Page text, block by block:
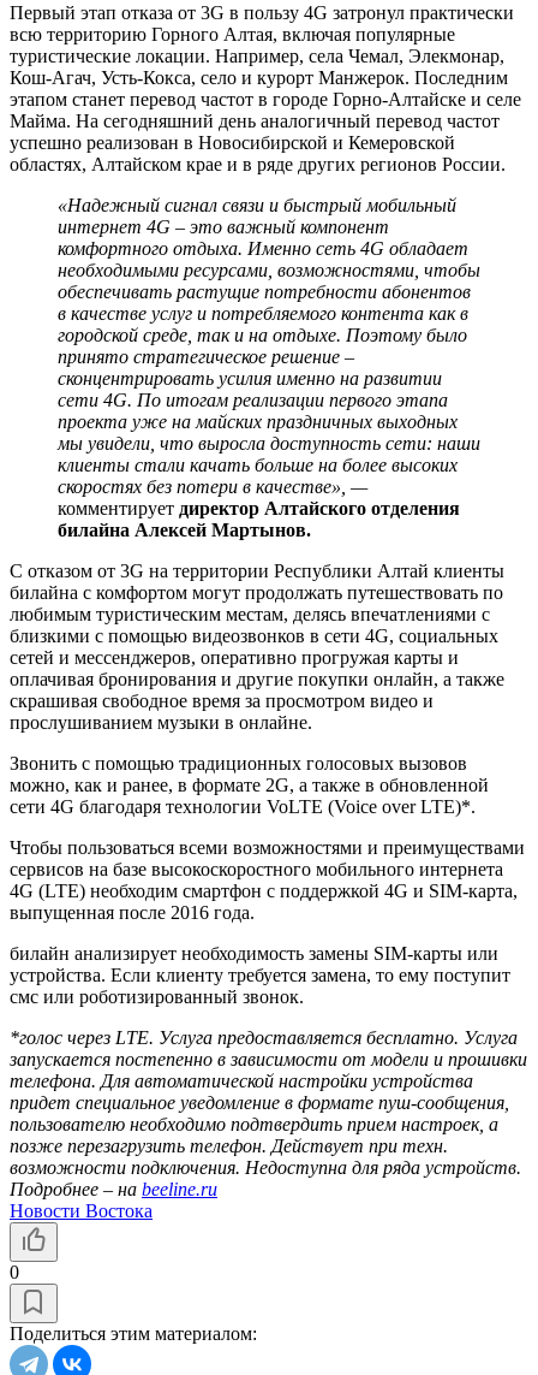
Первый этап отказа от 3G в пользу 4G затронул практически
всю территорию Горного Алтая, включая популярные
туристические локации. Например, села Чемал, Элекмонар,
Кош-Агач, Усть-Кокса, село и курорт Манжерок. Последним
этапом станет перевод частот в городе Горно-Алтайске и селе
Майма. На сегодняшний день аналогичный перевод частот
успешно реализован в Новосибирской и Кемеровской
областях, Алтайском крае и в ряде других регионов России.
«Надежный сигнал связи и быстрый мобильный
интернет 4G – это важный компонент
комфортного отдыха. Именно сеть 4G обладает
необходимыми ресурсами, возможностями, чтобы
обеспечивать растущие потребности абонентов
в качестве услуг и потребляемого контента как в
городской среде, так и на отдыхе. Поэтому было
принято стратегическое решение –
сконцентрировать усилия именно на развитии
сети 4G. По итогам реализации первого этапа
проекта уже на майских праздничных выходных
мы увидели, что выросла доступность сети: наши
клиенты стали качать больше на более высоких
скоростях без потери в качестве», —
комментирует директор Алтайского отделения
билайна Алексей Мартынов.
С отказом от 3G на территории Республики Алтай клиенты
билайна с комфортом могут продолжать путешествовать по
любимым туристическим местам, делясь впечатлениями с
близкими с помощью видеозвонков в сети 4G, социальных
сетей и мессенджеров, оперативно прогружая карты и
оплачивая бронирования и другие покупки онлайн, а также
скрашивая свободное время за просмотром видео и
прослушиванием музыки в онлайне.
Звонить с помощью традиционных голосовых вызовов
можно, как и ранее, в формате 2G, а также в обновленной
сети 4G благодаря технологии VoLTE (Voice over LTE)*.
Чтобы пользоваться всеми возможностями и преимуществами
сервисов на базе высокоскоростного мобильного интернета
4G (LTE) необходим смартфон с поддержкой 4G и SIM-карта,
выпущенная после 2016 года.
билайн анализирует необходимость замены SIM-карты или
устройства. Если клиенту требуется замена, то ему поступит
смс или роботизированный звонок.
*голос через LTE. Услуга предоставляется бесплатно. Услуга
запускается постепенно в зависимости от модели и прошивки
телефона. Для автоматической настройки устройства
придет специальное уведомление в формате пуш-сообщения,
пользователю необходимо подтвердить прием настроек, а
позже перезагрузить телефон. Действует при техн.
возможности подключения. Недоступна для ряда устройств.
Подробнее – на beeline.ru
Новости Востока
0
Поделиться этим материалом: